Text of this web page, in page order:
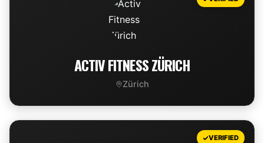
ACTIV FITNESS ZÜRICH
Zürich
VIEW DEAL
VERIFIED